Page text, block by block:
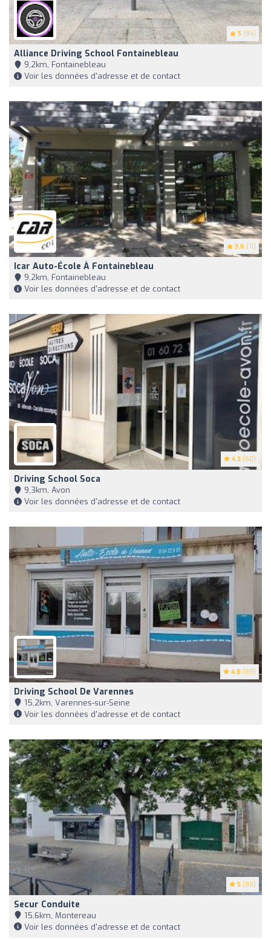
5 (84)
Alliance Driving School Fontainebleau
9,2km, Fontainebleau
Voir les données d'adresse et de contact
3.6 (11)
Icar Auto-École À Fontainebleau
9,2km, Fontainebleau
Voir les données d'adresse et de contact
4.3 (60)
Driving School Soca
9,3km, Avon
Voir les données d'adresse et de contact
4.8 (89)
Driving School De Varennes
15,2km, Varennes-sur-Seine
Voir les données d'adresse et de contact
5 (89)
Secur Conduite
15,6km, Montereau
Voir les données d'adresse et de contact